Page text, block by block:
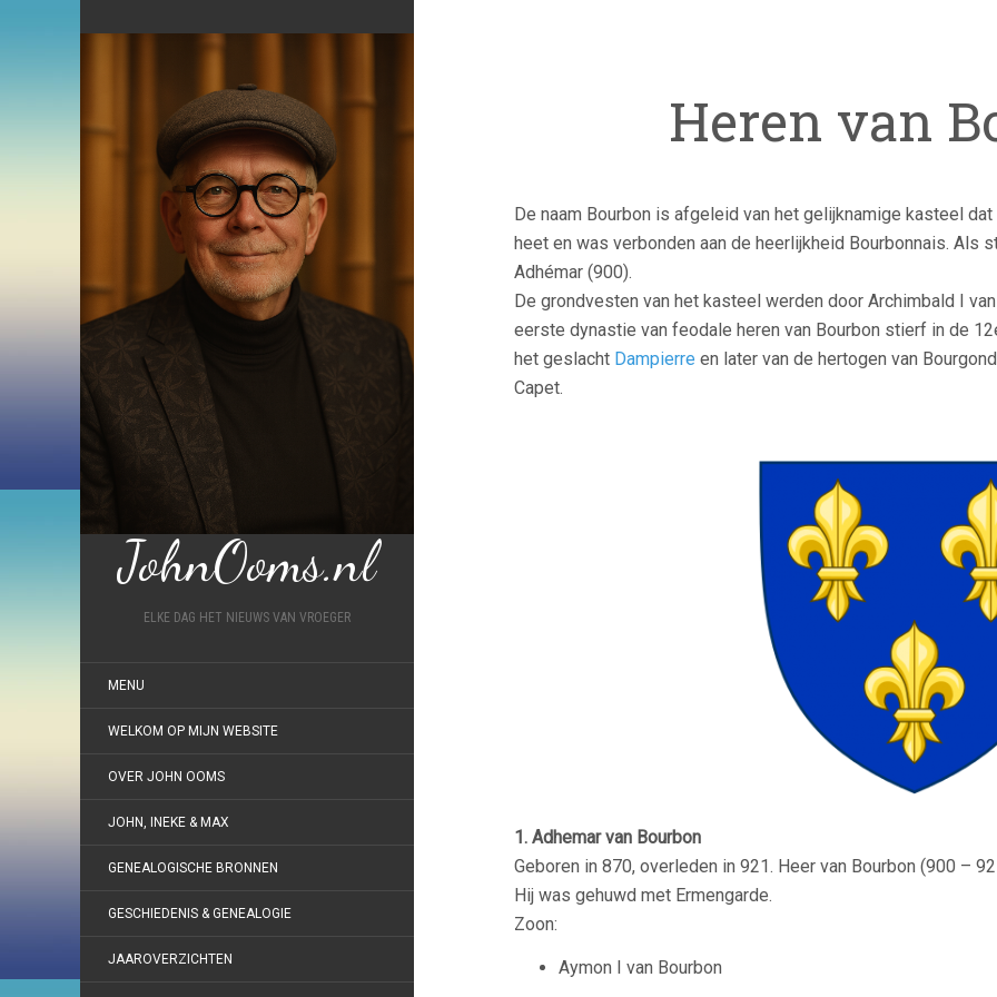
JohnOoms.nl
ELKE DAG HET NIEUWS VAN VROEGER
MENU
WELKOM OP MIJN WEBSITE
OVER JOHN OOMS
JOHN, INEKE & MAX
GENEALOGISCHE BRONNEN
GESCHIEDENIS & GENEALOGIE
JAAROVERZICHTEN
Heren van
De naam Bourbon is afgeleid van het gelijknamige kasteel
heet en was verbonden aan de heerlijkheid Bourbonnais. Als
Adhémar (900).
De grondvesten van het kasteel werden door Archimbald I
eerste dynastie van feodale heren van Bourbon stierf in de
het geslacht Dampierre en later van de hertogen van
Capet.
1. Adhemar van Bourbon
Geboren in 870, overleden in 921. Heer van Bourbon (900 –
Hij was gehuwd met Ermengarde.
Zoon:
Aymon I van Bourbon